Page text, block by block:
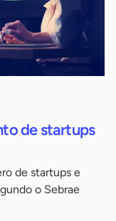
de startups
de startups e
o Sebrae